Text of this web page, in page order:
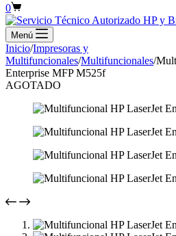
Carro
de
compra
0
Menú
Inicio/Impresoras y
Multifuncionales/Multifuncionales/
Enterprise MFP M525f
AGOTADO